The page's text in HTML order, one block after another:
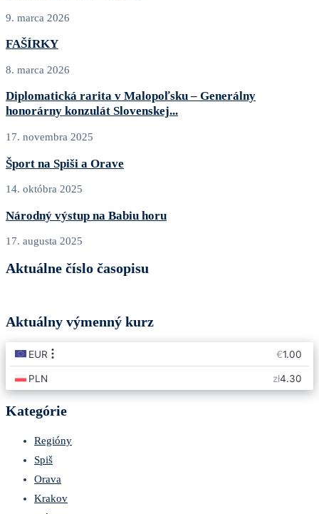
9. marca 2026
FAŠÍRKY
8. marca 2026
Diplomatická rarita v Malopoľsku – Generálny
honorárny konzulát Slovenskej...
17. novembra 2025
Šport na Spiši a Orave
14. októbra 2025
Národný výstup na Babiu horu
17. augusta 2025
Aktuálne číslo časopisu
Aktuálny výmenný kurz
Kategórie
Regióny
Spiš
Orava
Krakov